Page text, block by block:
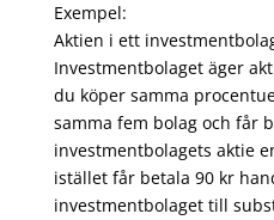
Exempel:
Aktien i ett
Investmentbolaget äger
du köper samma
samma fem bolag och får
investmentbolagets aktie
istället får betala 90 kr
investmentbolaget till